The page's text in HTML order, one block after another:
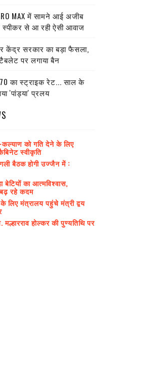
MAX में सामने आई अजीब
स्पीकर से आ रही ऐसी आवाज
केंद्र सरकार का बड़ा फैसला,
पर लगाया बैन
का स्ट्राइक रेट... साल के
'पांड्या' प्रलय
को गति देने के लिए
स्वीकृति
बैठक होगी उज्जैन में :
का आत्मविश्वास,
रहे कदम
लिए मंत्रालय पहुंचे मंत्री द्वय
होल्कर की पुण्यतिथि पर